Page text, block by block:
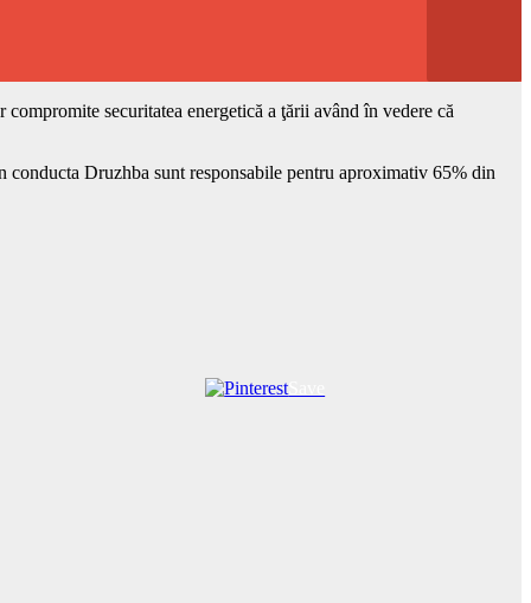
securitatea energetică a ţării având în vedere că
Druzhba sunt responsabile pentru aproximativ 65% din